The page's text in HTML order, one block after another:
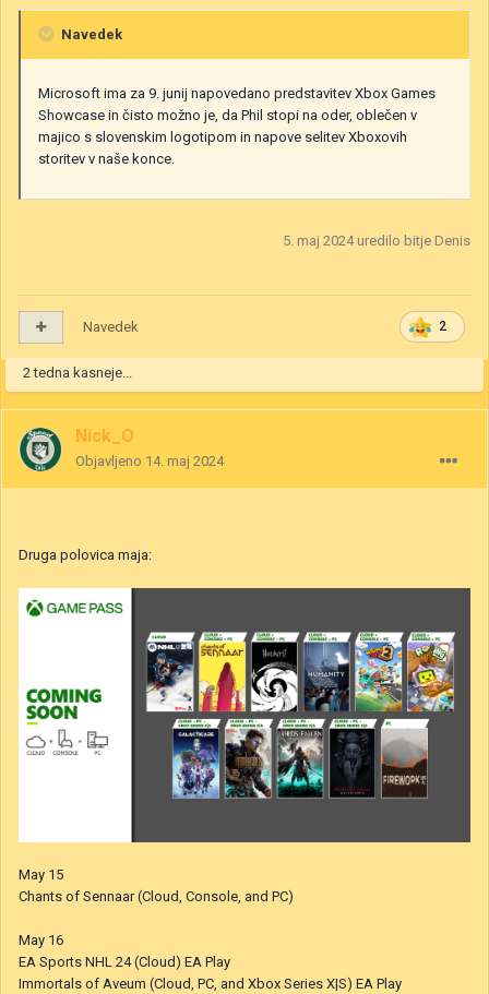
Navedek
Microsoft ima za 9. junij napovedano predstavitev Xbox Games
Showcase in čisto možno je, da Phil stopi na oder, oblečen v
majico s slovenskim logotipom in napove selitev Xboxovih
storitev v naše konce.
5. maj 2024uredilo bitje Denis
2
Navedek
2 tedna kasneje...
Nick_O
Objavljeno 14. maj 2024
Druga polovica maja:
May 15
Chants of Sennaar (Cloud, Console, and PC)
May 16
EA Sports NHL 24 (Cloud) EA Play
Immortals of Aveum (Cloud, PC, and Xbox Series X|S) EA Play